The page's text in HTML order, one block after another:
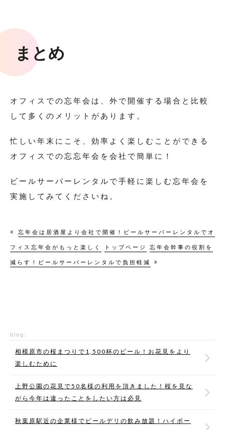
まとめ
オフィスでの忘年会は、外で開催する場合と比較
して多くのメリットがあります。
忙しい年末にこそ、効率よく楽しむことができる
オフィスでの忘忘年会を会社で簡単に！
ビールサーバーレンタルで手軽に楽しむ忘年会を
実施してみてくださいね。
« 忘年会は居酒屋より会社で開催！ビールサーバーレンタルでオ
フィス忘年会がもっと楽しく トップページ 忘年会幹事の役割を
減らす！ビールサーバーレンタルで負担軽減 »
blog:
相模原市の桜まつりで1,500杯のビール！お花見をより
楽しむために
上野公園の花見で50名様の利用を頂きました！桜を見な
がら今年は違ったことをしたい方は必見
秋葉原駅近の企業様でビールデリの飲み放題！ハイボー